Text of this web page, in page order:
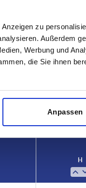
zu
Außerdem
Werbung und
die Sie ihnen
Anpassen
Sie das bestätigte
H